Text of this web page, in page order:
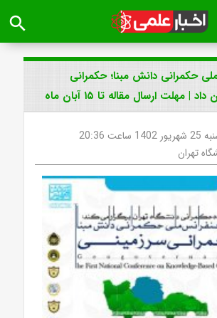
search
حکمرانی دانش مبنا؛ حکمرانی
| مهلت ارسال مقاله تا ۱۵ آبان ماه
1402 ساعت 20:36
تهران